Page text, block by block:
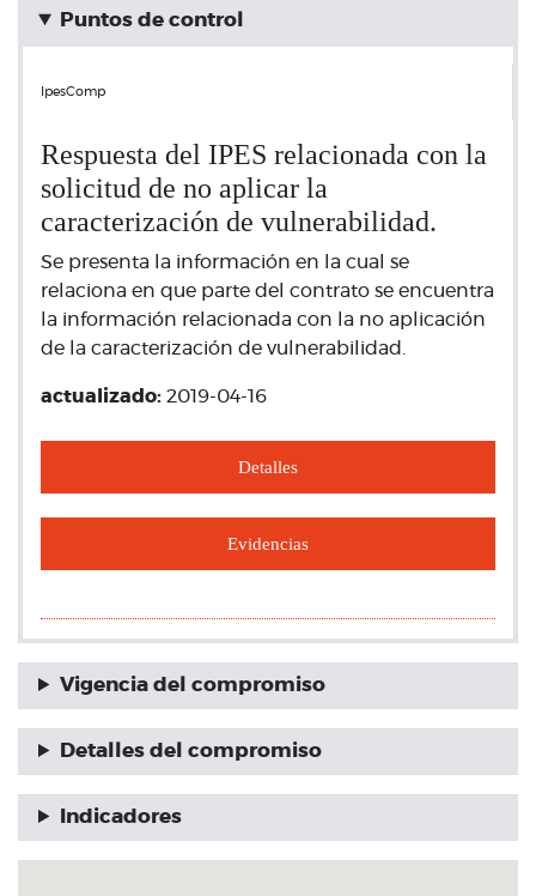
Puntos de control
IpesComp
Respuesta del IPES relacionada con la
solicitud de no aplicar la
caracterización de vulnerabilidad.
Se presenta la información en la cual se
relaciona en que parte del contrato se encuentra
la información relacionada con la no aplicación
de la caracterización de vulnerabilidad.
actualizado: 2019-04-16
Detalles
Evidencias
Vigencia del compromiso
Detalles del compromiso
Indicadores